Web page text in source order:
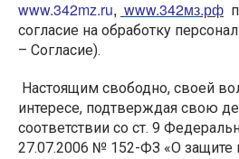
www.342mz.ru, www.342мз.рф
согласие на обработку
– Согласие).
Настоящим свободно, своей
интересе, подтверждая свою
соответствии со ст. 9
27.07.2006 № 152-ФЗ «О защите